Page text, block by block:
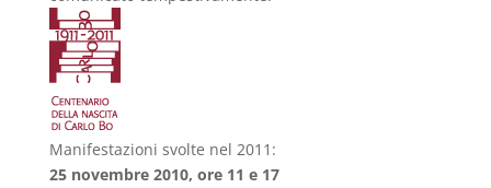
Manifestazioni svolte nel 2011:
25 novembre 2010, ore 11 e 17